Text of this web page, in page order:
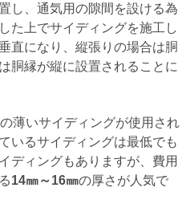
し、通気用の隙間を設ける為
た上でサイディングを施工し
直になり、縦張りの場合は胴
胴縁が縦に設置されることに
の薄いサイディングが使用され
いるサイディングは最低でも
ディングもありますが、費用
14㎜～16㎜の厚さが人気で